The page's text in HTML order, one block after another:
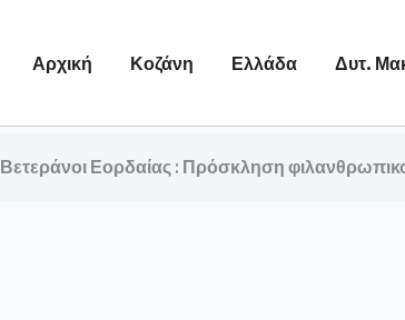
Αρχική Κοζάνη Ελλάδα Δυτ.
Βετεράνοι Εορδαίας : Πρόσκληση